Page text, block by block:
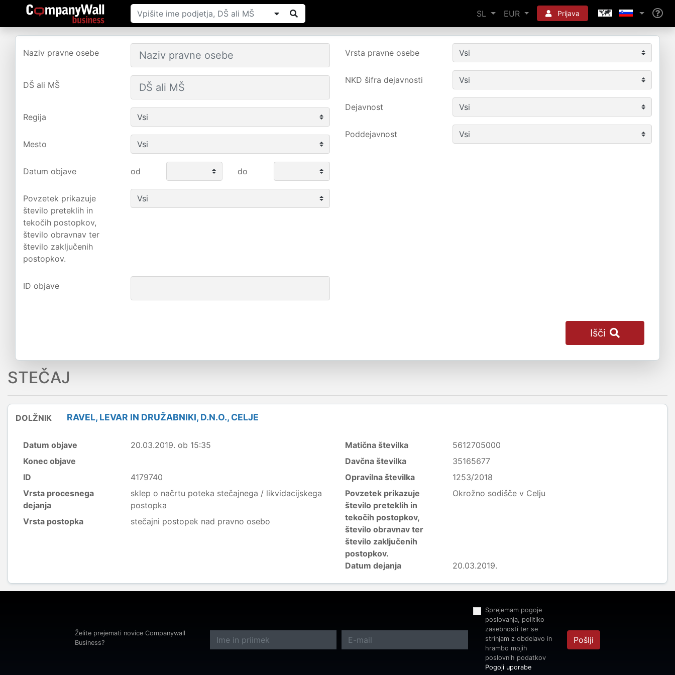
SL EUR Prijava
Naziv pravne osebe
DŠ ali MŠ
Regija
Mesto
Vrsta pravne osebe
NKD šifra dejavnosti
Dejavnost
Poddejavnost
Datum objave od do
Povzetek prikazuje
število preteklih in
tekočih postopkov,
število obravnav ter
število zaključenih
postopkov.
ID objave
Išči
STEČAJ
DOLŽNIK RAVEL, LEVAR IN DRUŽABNIKI, D.N.O., CELJE
Datum objave
20.03.2019. ob 15:35
Konec objave
ID
4179740
Vrsta procesnega
dejanja
sklep o načrtu poteka stečajnega / likvidacijskega
postopka
Vrsta postopka
stečajni postopek nad pravno osebo
Matična številka
5612705000
Davčna številka
35165677
Opravilna številka
1253/2018
Povzetek prikazuje
število preteklih in
tekočih postopkov,
število obravnav ter
število zaključenih
postopkov.
Okrožno sodišče v Celju
Datum dejanja 20.03.2019.
Želite prejemati novice Companywall
Business?
Sprejemam pogoje
poslovanja, politiko
zasebnosti ter se
strinjam z obdelavo in
hrambo mojih
poslovnih podatkov
Pogoji uporabe
Pošlji